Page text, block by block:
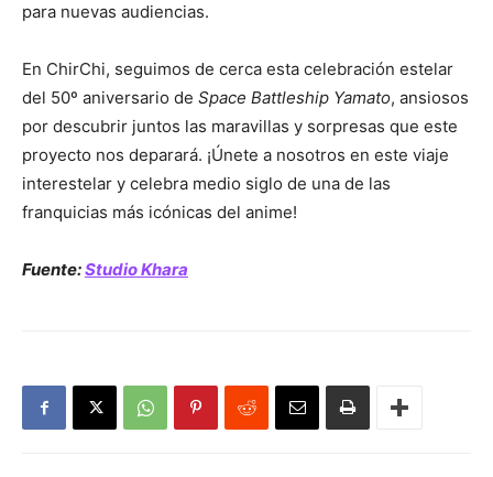
para nuevas audiencias.
En ChirChi, seguimos de cerca esta celebración estelar
del 50º aniversario de Space Battleship Yamato, ansiosos
por descubrir juntos las maravillas y sorpresas que este
proyecto nos deparará. ¡Únete a nosotros en este viaje
interestelar y celebra medio siglo de una de las
franquicias más icónicas del anime!
Fuente:Studio Khara